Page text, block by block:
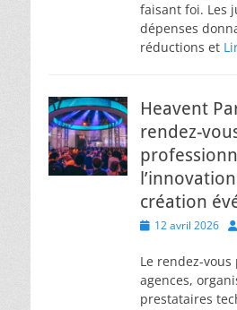
faisant foi. Les
dépenses
réductions et
Heavent
rendez-
création
Posted12 avril 2026
Le rendez-
agences,
prestataires